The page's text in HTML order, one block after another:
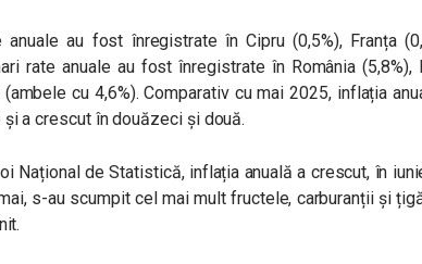
au fost înregistrate în Cipru (0,5%), Franța
rate anuale au fost înregistrate în România (5,8%),
cu 4,6%). Comparativ cu mai 2025, inflația
a crescut în douăzeci și două.
Național de Statistică, inflația anuală a crescut, în
s-au scumpit cel mai mult fructele, carburanții și